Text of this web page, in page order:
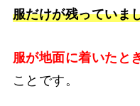
服だけが残っていま
服が地面に着いたと
ことです。